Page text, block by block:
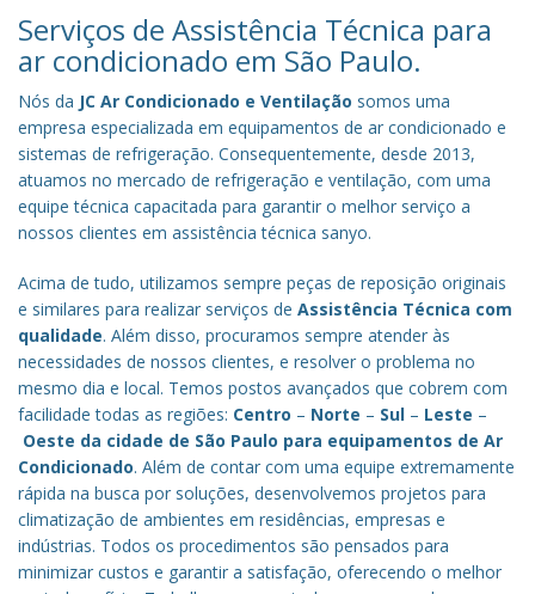
Serviços de Assistência Técnica para
ar condicionado em São Paulo.
Nós da JC Ar Condicionado e Ventilação somos uma
empresa especializada em equipamentos de ar condicionado e
sistemas de refrigeração. Consequentemente, desde 2013,
atuamos no mercado de refrigeração e ventilação, com uma
equipe técnica capacitada para garantir o melhor serviço a
nossos clientes em assistência técnica sanyo.
Acima de tudo, utilizamos sempre peças de reposição originais
e similares para realizar serviços de Assistência Técnica com
qualidade. Além disso, procuramos sempre atender às
necessidades de nossos clientes, e resolver o problema no
mesmo dia e local. Temos postos avançados que cobrem com
facilidade todas as regiões: Centro – Norte – Sul – Leste –
Oeste da cidade de São Paulo para equipamentos de Ar
Condicionado. Além de contar com uma equipe extremamente
rápida na busca por soluções, desenvolvemos projetos para
climatização de ambientes em residências, empresas e
indústrias. Todos os procedimentos são pensados para
minimizar custos e garantir a satisfação, oferecendo o melhor